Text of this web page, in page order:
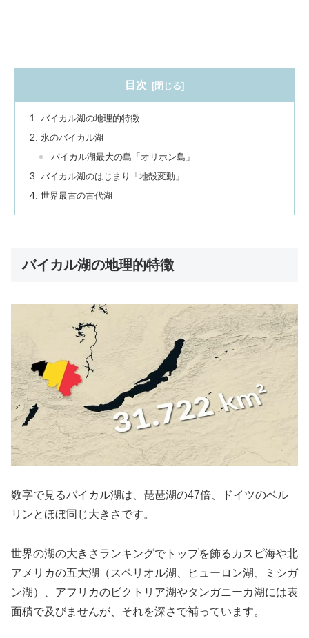
目次
バイカル湖の地理的特徴
氷のバイカル湖
バイカル湖最大の島「オリホン島」
バイカル湖のはじまり「地殻変動」
世界最古の古代湖
バイカル湖の地理的特徴
数字で見るバイカル湖は、琵琶湖の47倍、ドイツのベル
リンとほぼ同じ大きさです。
世界の湖の大きさランキングでトップを飾るカスピ海や北
アメリカの五大湖（スペリオル湖、ヒューロン湖、ミシガ
ン湖）、アフリカのビクトリア湖やタンガニーカ湖には表
面積で及びませんが、それを深さで補っています。